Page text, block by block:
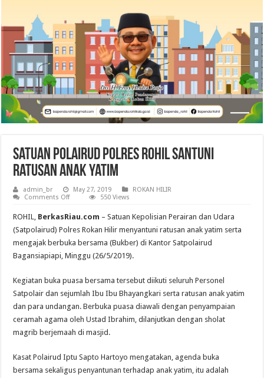
Satuan Polairud Polres Rohil Santuni
Ratusan Anak Yatim
admin_br May 27, 2019
ROKAN HILIR
Comments Offon
Polairud
Polres
Rohil
Santuni
Ratusan
Yatim
550 Views
ROHIL, BerkasRiau.com – Satuan Kepolisian Perairan dan Udara
(Satpolairud) Polres Rokan Hilir menyantuni ratusan anak yatim serta
mengajak berbuka bersama (Bukber) di Kantor Satpolairud
Bagansiapiapi, Minggu (26/5/2019).
Kegiatan buka puasa bersama tersebut diikuti seluruh Personel
Satpolair dan sejumlah Ibu Ibu Bhayangkari serta ratusan anak yatim
dan para undangan. Berbuka puasa diawali dengan penyampaian
ceramah agama oleh Ustad Ibrahim, dilanjutkan dengan sholat
magrib berjemaah di masjid.
Kasat Polairud Iptu Sapto Hartoyo mengatakan, agenda buka
bersama sekaligus penyantunan terhadap anak yatim, itu adalah